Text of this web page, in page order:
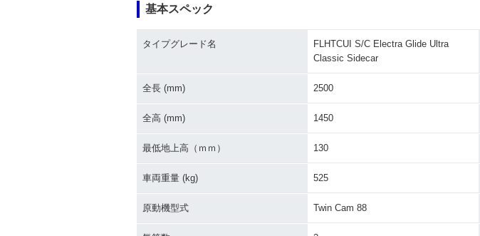
基本スペック
タイプグレード名
FLHTCUI S/C Electra Glide Ultra
Classic Sidecar
全長 (mm) 2500
全高 (mm) 1450
最低地上高（ｍｍ） 130
車両重量 (kg) 525
原動機型式 Twin Cam 88